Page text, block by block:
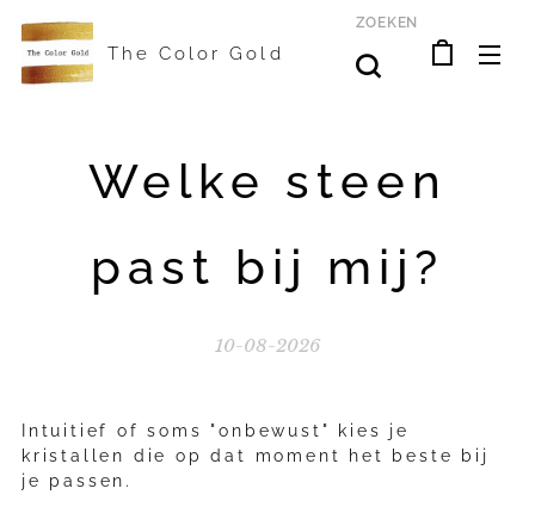
The Color Gold
ZOEKEN
Welke steen
past bij mij?
10-08-2026
Intuitief of soms "onbewust" kies je
kristallen die op dat moment het beste bij
je passen.